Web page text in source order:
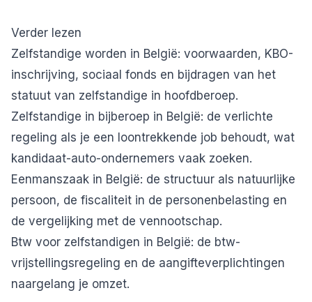
Verder lezen
Zelfstandige worden in België: voorwaarden, KBO-
inschrijving, sociaal fonds en bijdragen van het
statuut van zelfstandige in hoofdberoep.
Zelfstandige in bijberoep in België: de verlichte
regeling als je een loontrekkende job behoudt, wat
kandidaat-auto-ondernemers vaak zoeken.
Eenmanszaak in België: de structuur als natuurlijke
persoon, de fiscaliteit in de personenbelasting en
de vergelijking met de vennootschap.
Btw voor zelfstandigen in België: de btw-
vrijstellingsregeling en de aangifteverplichtingen
naargelang je omzet.